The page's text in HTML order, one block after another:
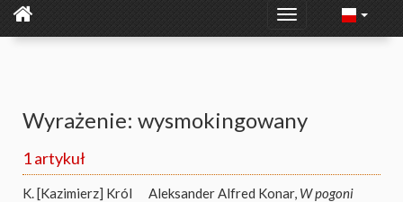
Wyrażenie: wysmokingowany
1 artykuł
K. [Kazimierz] Król Aleksander Alfred Konar, W pogoni